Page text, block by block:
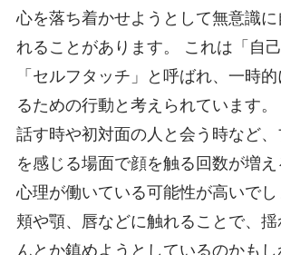
心を落ち着かせようとして無意識
れることがあります。 これは「自
「セルフタッチ」と呼ばれ、一時
るための行動と考えられています
話す時や初対面の人と会う時など
を感じる場面で顔を触る回数が増
心理が働いている可能性が高いで
頬や顎、唇などに触れることで、
んとか鎮めようとしているのかもし